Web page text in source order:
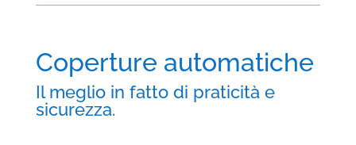
Coperture automatiche
Il meglio in fatto di praticità e
sicurezza.